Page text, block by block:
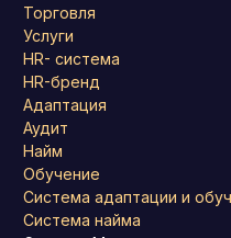
Торговля
Услуги
HR- система
HR-бренд
Адаптация
Аудит
Найм
Обучение
Система адаптации и
Система найма